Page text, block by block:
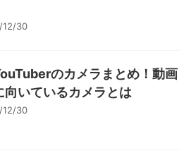
12/30
のカメラまとめ！動画
向いているカメラとは
12/30